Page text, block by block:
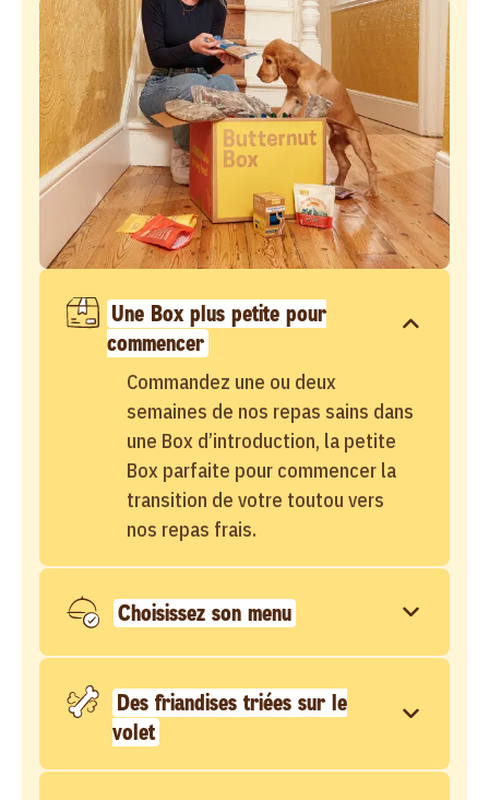
Une Box plus petite pour
commencer
Commandez une ou deux
semaines de nos repas sains dans
une Box d’introduction, la petite
Box parfaite pour commencer la
transition de votre toutou vers
nos repas frais.
Choisissez son menu
Des friandises triées sur le
volet